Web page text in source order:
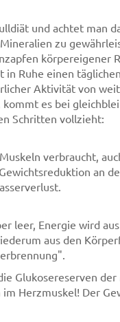
und achtet man
zu
körpereigener
Ruhe einen
Aktivität von
es bei
Schritten vollzieht:
verbraucht,
an
leer, Energie wird
aus den
Glukosereserven
Herzmuskel! Der